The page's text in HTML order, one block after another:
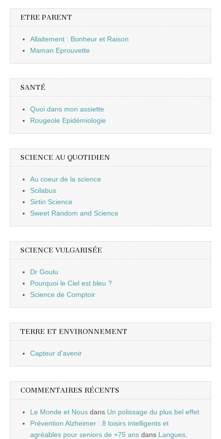
ETRE PARENT
Allaitement : Bonheur et Raison
Maman Eprouvette
SANTÉ
Quoi dans mon assiette
Rougeole Epidémiologie
SCIENCE AU QUOTIDIEN
Au coeur de la science
Scilabus
Sirtin Science
Sweet Random and Science
SCIENCE VULGARISÉE
Dr Goulu
Pourquoi le Ciel est bleu ?
Science de Comptoir
TERRE ET ENVIRONNEMENT
Capteur d'avenir
COMMENTAIRES RÉCENTS
Le Monde et Nous dans Un polissage du plus bel effet
Prévention Alzheimer : 8 loisirs intelligents et
agréables pour seniors de +75 ans dans Langues,